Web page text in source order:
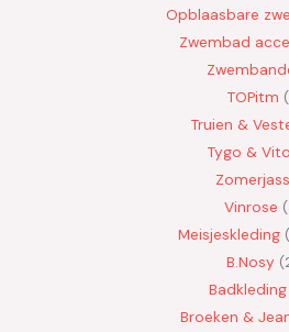
Opblaasbare
Zwembad
TOPitm
Truien &
Tygo & Vito
Vinrose
Meisjeskleding
B.Nosy
Badkleding
Broeken &